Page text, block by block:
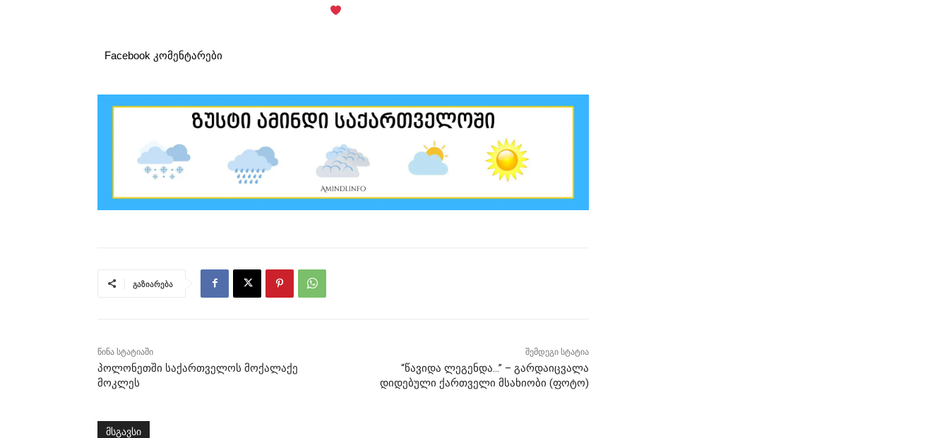
Facebook კომენტარები
გაზიარება
წინა სტატიაში
პოლონეთში საქართველოს მოქალაქე
მოკლეს
შემდეგი სტატია
“წავიდა ლეგენდა…” – გარდაიცვალა
დიდებული ქართველი მსახიობი (ფოტო)
მსგავსი